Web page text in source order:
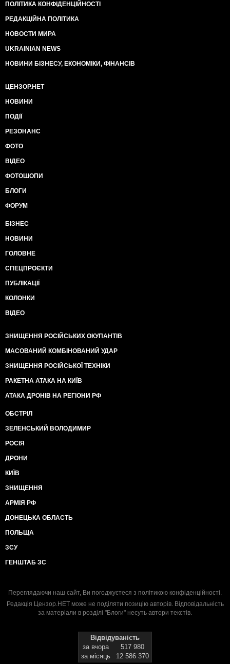
ПОЛІТИКА КОНФІДЕНЦІЙНОСТІ
РЕДАКЦІЙНА ПОЛІТИКА
НОВОСТИ МИРА
UKRAINIAN NEWS
НОВИНИ БІЗНЕСУ, ЕКОНОМІКИ, ФІНАНСІВ
ЦЕНЗОР.НЕТ
НОВИНИ
ПОДІЇ
РЕЗОНАНС
ФОТО
ВІДЕО
ФОТОШОПИ
БЛОГИ
ФОРУМ
БІЗНЕС
НОВИНИ
ГОЛОВНЕ
СПЕЦПРОЄКТИ
ПУБЛІКАЦІЇ
КОЛОНКИ
ВІДЕО
ЗНИЩЕННЯ РОСІЙСЬКИХ ОКУПАНТІВ
МАСОВАНИЙ КОМБІНОВАНИЙ УДАР
ЗНИЩЕННЯ РОСІЙСЬКОЇ ТЕХНІКИ
РАКЕТНА АТАКА НА КИЇВ
АТАКА ДРОНІВ НА РЕГІОНИ РФ
ОБСТРІЛ
ЗЕЛЕНСЬКИЙ ВОЛОДИМИР
РОСІЯ
ДРОНИ
КИЇВ
ЗНИЩЕННЯ
АРМІЯ РФ
ДОНЕЦЬКА ОБЛАСТЬ
ПОЛЬЩА
ЗСУ
ГЕНШТАБ ЗС
Переглядаючи наш сайт, Ви погоджуєтеся з політикою конфіденційності.
Редакція Цензор.НЕТ може не поділяти позицію авторів. Відповідальність
за матеріали в розділі "Блоги" несуть автори текстів.
Відвідуваність
за вчора
517 980
за місяць
12 586 370